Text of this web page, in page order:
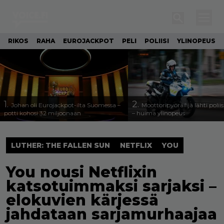
RIKOS RAHA EUROJACKPOT PELI POLIISI YLINOPEUS
1. Johan oli Eurojackpot-ilta Suomessa –
potti kohosi 32 miljoonaan
2. Moottoripyöräilijä lähti
– huima ylinopeus
LUTHER: THE FALLEN SUN NETFLIX YOU
You nousi Netflixin
katsotuimmaksi sarjaksi –
elokuvien kärjessä
jahdataan sarjamurhaajaa